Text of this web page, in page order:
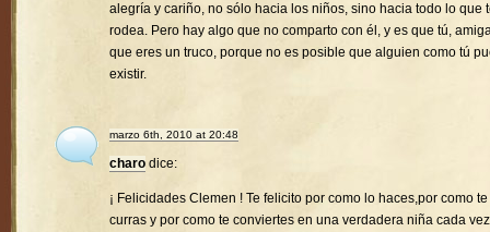
alegría y cariño, no sólo hacia los niños, sino hacia todo lo que
rodea. Pero hay algo que no comparto con él, y es que tú,
que eres un truco, porque no es posible que alguien como tú
existir.
marzo 6th, 2010 at 20:48
charo dice:
¡ Felicidades Clemen ! Te felicito por como lo haces,por como
curras y por como te conviertes en una verdadera niña cada vez